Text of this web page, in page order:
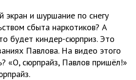
экран и шуршание по снегу
сбыта наркотиков? А
будет киндер-сюрприз. Это
Павлова. На видео этого
«О, сюрпрайз, Павлов пришёл!»